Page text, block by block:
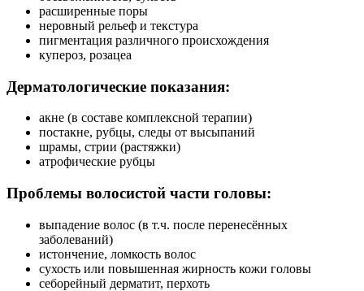
расширенные поры
неровный рельеф и текстура
пигментация различного происхождения
купероз, розацеа
Дерматологические показания:
акне (в составе комплексной терапии)
постакне, рубцы, следы от высыпаний
шрамы, стрии (растяжки)
атрофические рубцы
Проблемы волосистой части головы:
выпадение волос (в т.ч. после перенесённых
заболеваний)
истончение, ломкость волос
сухость или повышенная жирность кожи головы
себорейный дерматит, перхоть